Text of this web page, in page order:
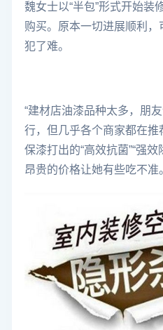
魏女士以“半包”形式开始装
购买。原本一切进展顺利
犯了难。
“建材店油漆品种太多，朋
行，但几乎各个商家都在推
保漆打出的“高效抗菌”“强
昂贵的价格让她有些吃不准